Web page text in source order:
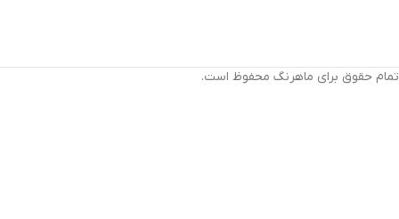
تمام حقوق برای ماهرنگ محفوظ است.